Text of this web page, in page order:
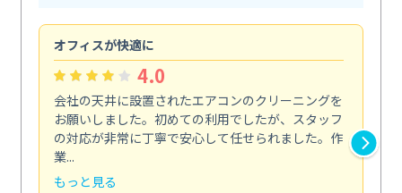
オフィスが快適に
4.0
会社の天井に設置されたエアコンのクリーニングを
お願いしました。初めての利用でしたが、スタッフ
の対応が非常に丁寧で安心して任せられました。作
業...
もっと見る